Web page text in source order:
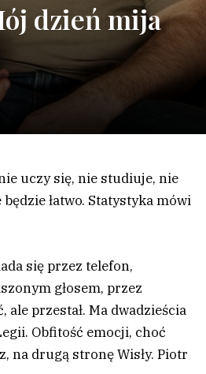
dzień mija
uczy się, nie studiuje, nie
łatwo. Statystyka mówi
się przez telefon,
głosem, przez
przestał. Ma dwadzieścia
Obfitość emocji, choć
na drugą stronę Wisły. Piotr